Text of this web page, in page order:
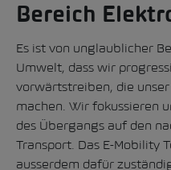
Bereich
Es ist von unglaublicher
Umwelt, dass wir
vorwärtstreiben, die
machen. Wir fokussieren
des Übergangs auf den
Transport. Das E-Mobility
ausserdem dafür